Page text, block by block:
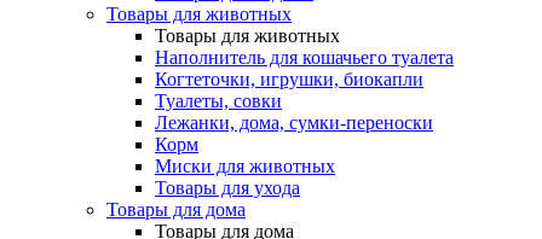
Товары для животных
Товары для животных
Наполнитель для кошачьего туалета
Когтеточки, игрушки, биокапли
Туалеты, совки
Лежанки, дома, сумки-переноски
Корм
Миски для животных
Товары для ухода
Товары для дома
Товары для дома